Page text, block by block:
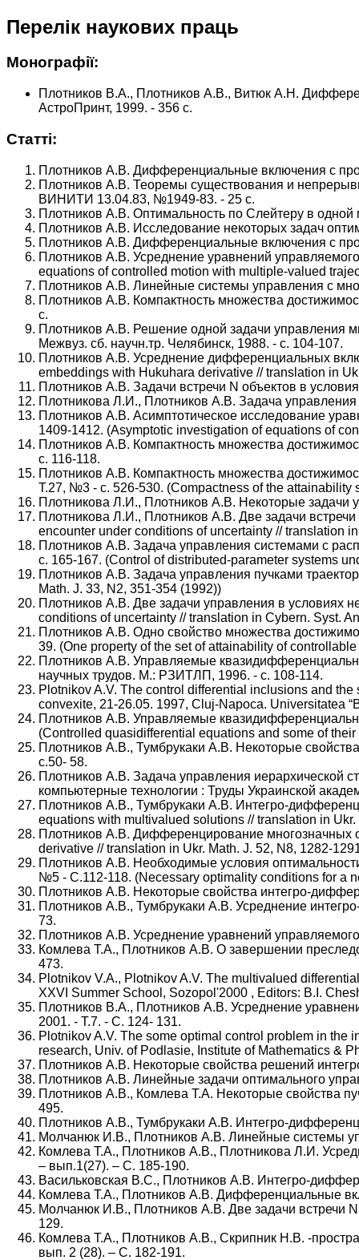
Перелік наукових праць
Монографії:
Плотников В.А., Плотников А.В., Витюк А.Н.
АстроПринт, 1999. - 356 с.
Статті:
Плотников А.В. Дифференциальные включения с
Плотников А.В. Теоремы существования и
ВИНИТИ 13.04.83, №1949-83. - 25 с.
Плотников А.В. Оптимальность по Слейтеру в
Плотников А.В. Исследование некоторых задач
Плотников А.В. Дифференциальные включения с
Плотников А.В. Усреднение уравнений
equations of controlled motion with multiple-valued
Плотников А.В. Линейные системы управления с
Плотников А.В. Компактность множества
с.
Плотников А.В. Решение одной задачи управления
Межвуз. сб. научн.тр. Челябинск, 1988. - с. 104-107.
Плотников А.В. Усреднение дифференциальных
embeddings with Hukuhara derivative // translation in
Плотников А.В. Задачи встречи N объектов в
Плотникова Л.И., Плотников А.В. Задача
Плотников А.В. Асимптотическое исследование
1409-1412. (Asymptotic investigation of equations of
Плотников А.В. Компактность множества
с. 116-118.
Плотников А.В. Компактность множества
Т.27, №3 - с. 526-530. (Compactness of the
Плотникова Л.И., Плотников А.В. Некоторые
Плотникова Л.И., Плотников А.В. Две задачи
encounter under conditions of uncertainty // translation
Плотников А.В. Задача управления системами с
с. 165-167. (Control of distributed-parameter systems
Плотников А.В. Задача управления пучками
Math. J. 33, N2, 351-354 (1992))
Плотников А.В. Две задачи управления в условиях
conditions of uncertainty // translation in Cybern. Syst.
Плотников А.В. Одно свойство множества
39. (One property of the set of attainability of
Плотников А.В. Управляемые
научных трудов. М.: РЗИТЛП, 1996. - с. 108-114.
Plotnikov A.V. The control differential inclusions and
convexite, 21-26.05. 1997, Cluj-Napoca. Universitatea
Плотников А.В. Управляемые
(Controlled quasidifferential equations and some of
Плотников А.В., Тумбрукаки А.В. Некоторые
с.50- 58.
Плотников А.В. Задача управления иерархической
компьютерные технологии : Труды Украинской
Плотников А.В., Тумбрукаки А.В. Интегро-
equations with multivalued solutions // translation in
Плотников А.В. Дифференцирование многозначных
derivative // translation in Ukr. Math. J. 52, N8, 1282-
Плотников А.В. Необходимые условия
№5 - С.112-118. (Necessary optimality conditions for a
Плотников А.В. Некоторые свойства интегро-
Плотников А.В., Тумбрукаки А.В. Усреднение
73.
Плотников А.В. Усреднение уравнений
Комлева Т.А., Плотников А.В. О завершении
473.
Plotnikov V.A., Plotnikov A.V. The multivalued
XXVI Summer School, Sozopol'2000 , Editors: B.I.
Плотников В.А., Плотников А.В. Усреднение
2001. - Т.7. - С. 124- 131.
Plotnikov A.V. The some optimal control problem in
research, Univ. of Podlasie, Institute of Mathematics &
Плотников А.В. Некоторые свойства решений
Плотников А.В. Линейные задачи оптимального
Плотников А.В., Комлева Т.А. Некоторые свойства
495.
Плотников А.В., Тумбрукаки А.В. Интегро-
Молчанюк И.В., Плотников А.В. Линейные системы
Комлева Т.А., Плотников А.В., Плотникова Л.И.
– вып.1(27). – С. 185-190.
Васильковская В.С., Плотников А.В. Интегро-
Комлева Т.А., Плотников А.В. Дифференциальные
Молчанюк И.В., Плотников А.В. Две задачи встречи
129.
Комлева Т.А., Плотников А.В., Скрипник Н.В. -
вып. 2 (28). – С. 182-191.